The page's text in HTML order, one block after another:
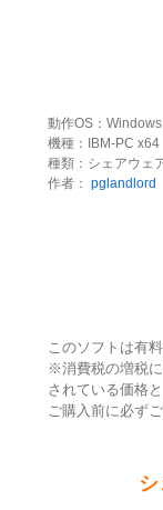
動作OS：
機種：IBM-PC x64
種類：シェアウェ
作者： pglandlord
このソフトは有
※消費税の増税
されている価格
ご購入前に必ず